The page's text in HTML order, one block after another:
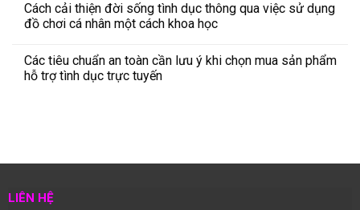
Cách cải thiện đời sống tình dục thông qua việc sử dụng
đồ chơi cá nhân một cách khoa học
Các tiêu chuẩn an toàn cần lưu ý khi chọn mua sản phẩm
hỗ trợ tình dục trực tuyến
LIÊN HỆ